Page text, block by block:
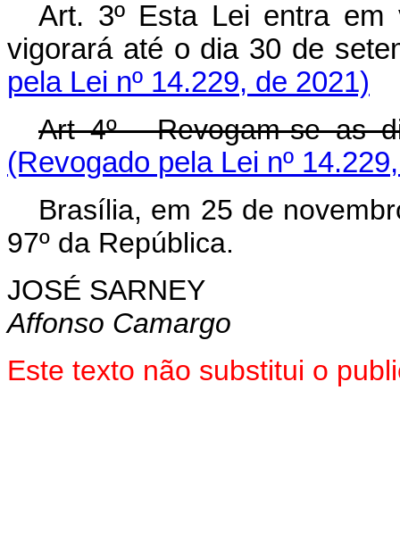
Art. 3º Esta Lei entra
vigorará até o dia 30 de
pela Lei nº 14.229, de 2021)
Art 4º - Revogam-se as
(Revogado pela Lei nº
Brasília, em 25 de
97º da República.
JOSÉ SARNEY
Affonso Camargo
Este texto não substitui o